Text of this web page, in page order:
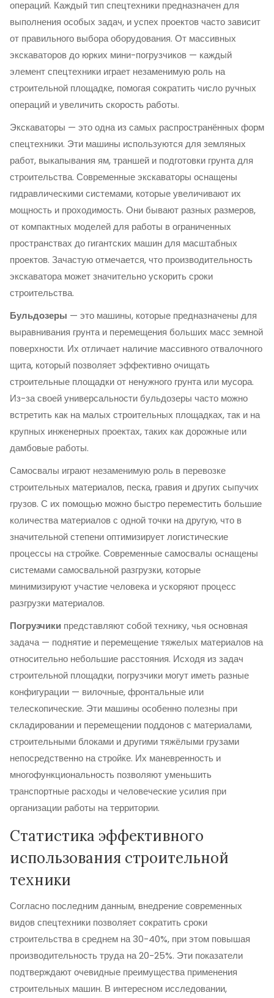
операций. Каждый тип спецтехники предназначен для
выполнения особых задач, и успех проектов часто зависит
от правильного выбора оборудования. От массивных
экскаваторов до юрких мини-погрузчиков — каждый
элемент спецтехники играет незаменимую роль на
строительной площадке, помогая сократить число ручных
операций и увеличить скорость работы.
Экскаваторы — это одна из самых распространённых форм
спецтехники. Эти машины используются для земляных
работ, выкапывания ям, траншей и подготовки грунта для
строительства. Современные экскаваторы оснащены
гидравлическими системами, которые увеличивают их
мощность и проходимость. Они бывают разных размеров,
от компактных моделей для работы в ограниченных
пространствах до гигантских машин для масштабных
проектов. Зачастую отмечается, что производительность
экскаватора может значительно ускорить сроки
строительства.
Бульдозеры — это машины, которые предназначены для
выравнивания грунта и перемещения больших масс земной
поверхности. Их отличает наличие массивного отвалочного
щита, который позволяет эффективно очищать
строительные площадки от ненужного грунта или мусора.
Из-за своей универсальности бульдозеры часто можно
встретить как на малых строительных площадках, так и на
крупных инженерных проектах, таких как дорожные или
дамбовые работы.
Самосвалы играют незаменимую роль в перевозке
строительных материалов, песка, гравия и других сыпучих
грузов. С их помощью можно быстро переместить большие
количества материалов с одной точки на другую, что в
значительной степени оптимизирует логистические
процессы на стройке. Современные самосвалы оснащены
системами самосвальной разгрузки, которые
минимизируют участие человека и ускоряют процесс
разгрузки материалов.
Погрузчики представляют собой технику, чья основная
задача — поднятие и перемещение тяжелых материалов на
относительно небольшие расстояния. Исходя из задач
строительной площадки, погрузчики могут иметь разные
конфигурации — вилочные, фронтальные или
телескопические. Эти машины особенно полезны при
складировании и перемещении поддонов с материалами,
строительными блоками и другими тяжёлыми грузами
непосредственно на стройке. Их маневренность и
многофункциональность позволяют уменьшить
транспортные расходы и человеческие усилия при
организации работы на территории.
Статистика эффективного
использования строительной
техники
Согласно последним данным, внедрение современных
видов спецтехники позволяет сократить сроки
строительства в среднем на 30-40%, при этом повышая
производительность труда на 20-25%. Эти показатели
подтверждают очевидные преимущества применения
строительных машин. В интересном исследовании,